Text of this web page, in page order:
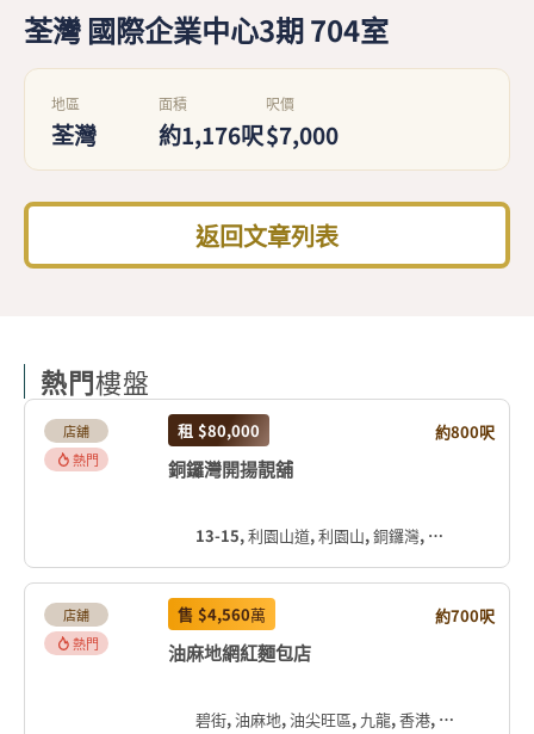
荃灣 國際企業中心3期 704室
地區
荃灣
面積
約1,176呎
呎價
$7,000
返回文章列表
熱門樓盤
店舖
熱門
租 $80,000 約800呎
銅鑼灣開揚靚舖
13-15, 利園山道, 利園山, 銅鑼灣, 灣仔區, 香港島, 香港, 中国
店舖
熱門
售 $4,560萬 約700呎
油麻地網紅麵包店
碧街, 油麻地, 油尖旺區, 九龍, 香港, 中国